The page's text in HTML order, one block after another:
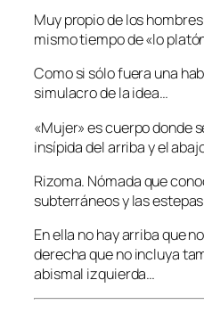
Muy propio de los
mismo tiempo de «lo
Como si sólo fuera una
simulacro de la idea…
«Mujer» es cuerpo donde
insípida del arriba y el
Rizoma. Nómada que
subterráneos y las
En ella no hay arriba que
derecha que no incluya
abismal izquierda…